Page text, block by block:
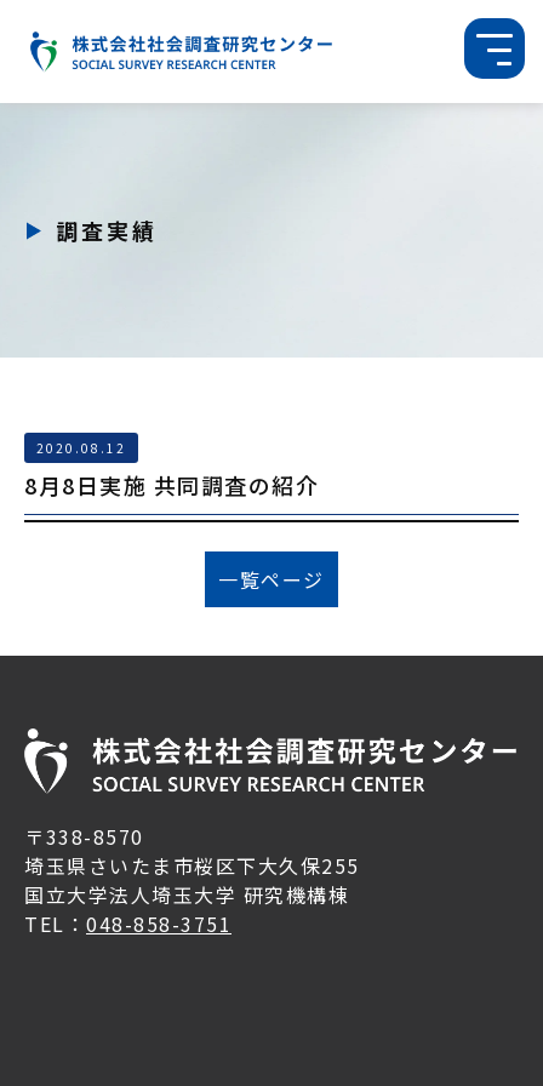
調査実績
2020.08.12
8月8日実施 共同調査の紹介
一覧ページ
〒338-8570
埼玉県さいたま市桜区下大久保255
国立大学法人埼玉大学 研究機構棟
TEL： 048-858-3751